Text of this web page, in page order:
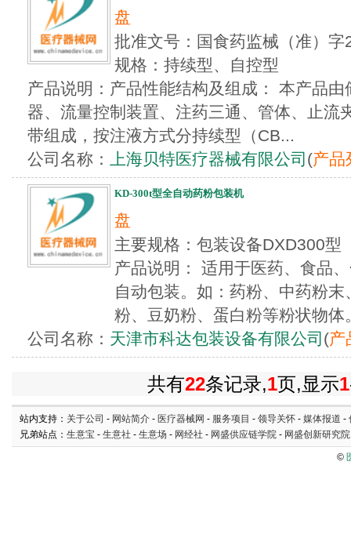
盘
批准文号：国食药监械（准
规格：持续型、自控型
产品说明：产品性能结构及组成： 本产品
器、流量控制装置、注药三通、管体、止流
带组成，按注液方式分持续型（CB...
公司名称：
上海贝特医疗器械有限公司 (产品
KD-300t型全自动药粉包装机
盘
主要规格：包装设备DXD300型
产品说明： 适用于医药、食品
自动包装。如：药粉、中药粉
粉、豆奶粉、蛋白粉等粉状物
公司名称： 天津市科达包装设备有限公司 (产
共有22条记录,1页,显示1
站内支持： 关于公司 - 网站简介 - 医疗器械网 - 服务项目 - 领导关怀 - 媒体报道 -
兄弟站点： 生意宝 - 生意社 - 生意场 - 网经社 - 网盛供应链学院 - 网盛创新研究院
©